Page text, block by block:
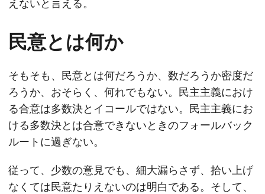
えないと言える。
民意とは何か
そもそも、民意とは何だろうか、数だろうか密度だ
ろうか、おそらく、何れでもない。民主主義におけ
る合意は多数決とイコールではない。民主主義にお
ける多数決とは合意できないときのフォールバック
ルートに過ぎない。
従って、少数の意見でも、細大漏らさず、拾い上げ
なくては民意たりえないのは明白である。そして、